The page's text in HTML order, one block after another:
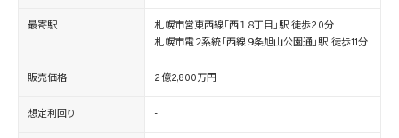
最寄駅
札幌市営東西線「西１８丁目」駅 徒歩20分
札幌市電２系統「西線９条旭山公園通」駅 徒歩11分
販売価格 2億2,800万円
想定利回り -